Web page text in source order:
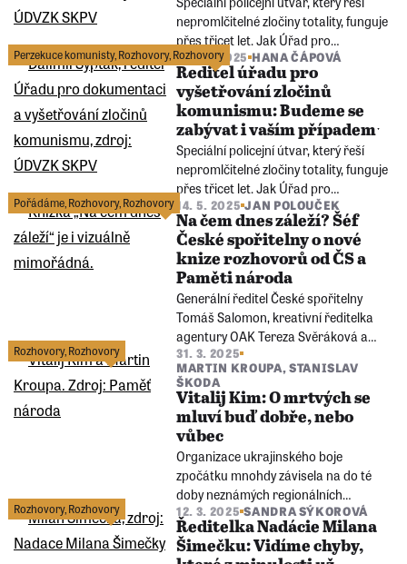
nepromlčitelné zločiny totality, funguje
přes třicet let. Jak Úřad pro
dokumentaci a vyšetřování zločinů
komunismu pod vedením Dalimila
Syptáka funguje a kolik toho má za
sebou? A před sebou?
Perzekuce komunisty,Rozhovory,Rozhovory
31. 10. 2025 HANA ČÁPOVÁ
Ředitel úřadu pro
vyšetřování zločinů
komunismu: Budeme se
zabývat i vaším případemˑ
Speciální policejní útvar, který řeší
nepromlčitelné zločiny totality, funguje
přes třicet let. Jak Úřad pro
dokumentaci a vyšetřování zločinů
komunismu pod vedením Dalimila
Syptáka funguje a kolik toho má za
sebou? A před sebou?
Pořádáme,Rozhovory,Rozhovory 14. 5. 2025 JAN POLOUČEK
Na čem dnes záleží? Šéf
České spořitelny o nové
knize rozhovorů od ČS a
Paměti národa
Generální ředitel České spořitelny
Tomáš Salomon, kreativní ředitelka
agentury OAK Tereza Svěráková a
provozní ředitel Paměti národa Jan
Polouček přibližují zrod knihy
rozhovorů o naší budoucnosti vydané
k 200. narozeninám banky. Kniha
vznikla i díky Paměti národa.
Rozhovory,Rozhovory
31. 3. 2025
MARTIN KROUPA,STANISLAV
ŠKODA
Vitalij Kim: O mrtvých se
mluví buď dobře, nebo
vůbec
Organizace ukrajinského boje
zpočátku mnohdy závisela na do té
doby neznámých regionálních
autoritách. Jedním z takzvaných
velitelů-civilů zdejší obrany byl hejtman
oblasti města Mykolajiv, ukrajinský
Rozhovory,Rozhovory 12. 3. 2025 SANDRA SÝKOROVÁ
Ředitelka Nadácie Milana
Šimečku: Vidíme chyby,